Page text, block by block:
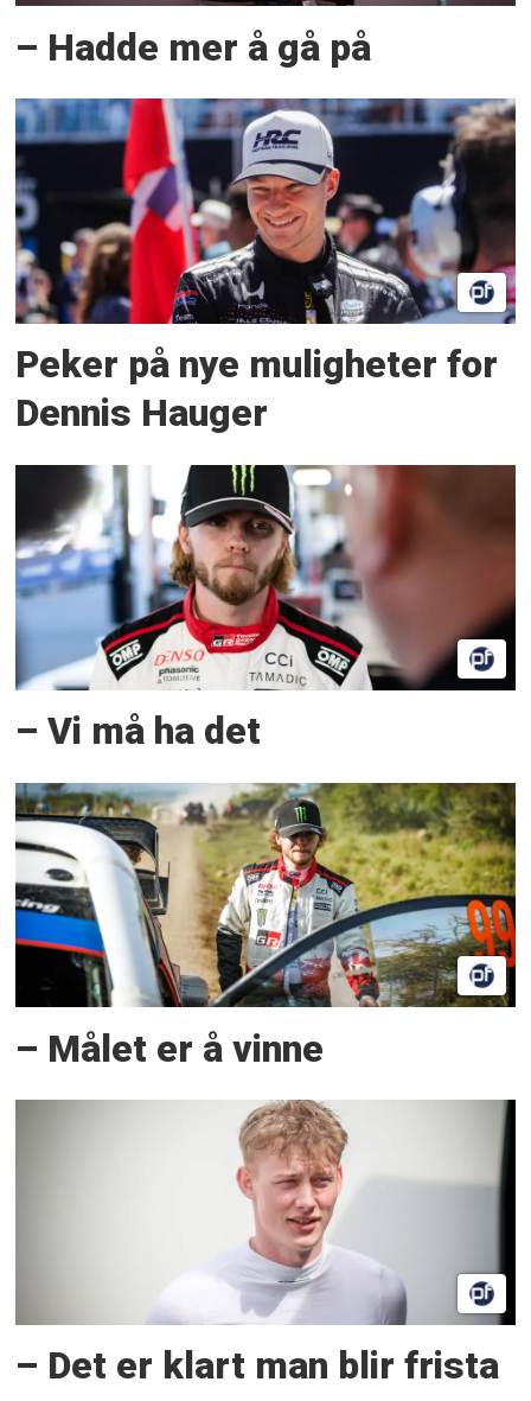
– Hadde mer å gå på
Peker på nye muligheter for
Dennis Hauger
– Vi må ha det
– Målet er å vinne
– Det er klart man blir frista